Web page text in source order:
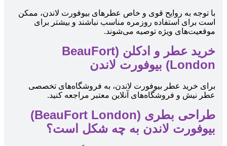
با توجه به روایح قوی و خاص عطرهای بیوفورت لاندن، ممکن
است برای استفاده روزمره مناسب نباشند و بیشتر برای
موقعیت‌های ویژه توصیه می‌شوند.
خرید عطر و ادکلن (BeauFort
London) بیوفورت لاندن
برای خرید عطر بیوفورت لاندن، به فروشگاه‌های تخصصی
عطر نیش و فروشگاه‌های آنلاین معتبر مراجعه کنید.
طراحی بطری (BeauFort London)
بیوفورت لاندن به چه شکل است؟